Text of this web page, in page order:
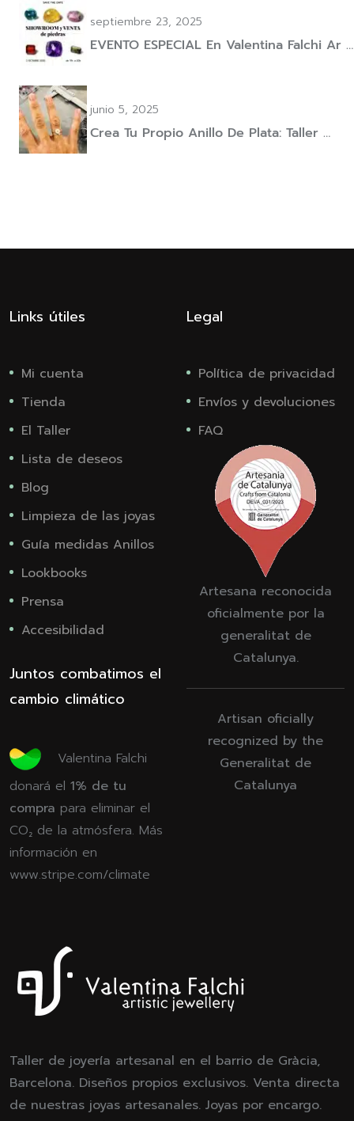
septiembre 23, 2025
EVENTO ESPECIAL En Valentina Falchi Ar …
junio 5, 2025
Crea Tu Propio Anillo De Plata: Taller …
Links útiles
Mi cuenta
Tienda
El Taller
Lista de deseos
Blog
Limpieza de las joyas
Guía medidas Anillos
Lookbooks
Prensa
Accesibilidad
Juntos combatimos el
cambio climático
Valentina Falchi
donará el 1% de tu
compra para eliminar el
CO₂ de la atmósfera. Más
información en
www.stripe.com/climate
Legal
Política de privacidad
Envíos y devoluciones
FAQ
Artesana reconocida
oficialmente por la
generalitat de
Catalunya.
Artisan oficially
recognized by the
Generalitat de
Catalunya
Taller de joyería artesanal en el barrio de Gràcia,
Barcelona. Diseños propios exclusivos. Venta directa
de nuestras joyas artesanales. Joyas por encargo.